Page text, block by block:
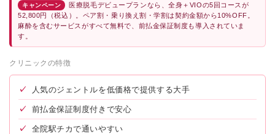
キャンペーン
医療脱毛デビュープランなら、全身＋VIOの5回コースが
52,800円（税込）。ペア割・乗り換え割・学割は契約金額から10%OFF。
麻酔を含むサービスがすべて無料で、前払金保証制度も導入されていま
す。
クリニックの特徴
✓ 人気のジェントルを低価格で提供する大手
✓ 前払金保証制度付きで安心
✓ 全院駅チカで通いやすい